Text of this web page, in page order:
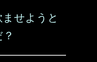
せようと